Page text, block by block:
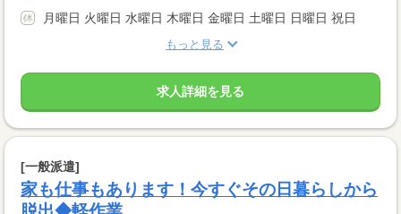
月曜日 火曜日 水曜日 木曜日 金曜日 土曜日 日曜日 祝日
もっと見る
求人詳細を見る
[一般派遣]
家も仕事もあります！今すぐその日暮らしから